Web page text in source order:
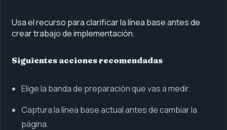
Usa el recurso para clarificar la línea base antes de
crear trabajo de implementación.
Siguientes acciones recomendadas
Elige la banda de preparación que vas a medir.
Captura la línea base actual antes de cambiar la
página.